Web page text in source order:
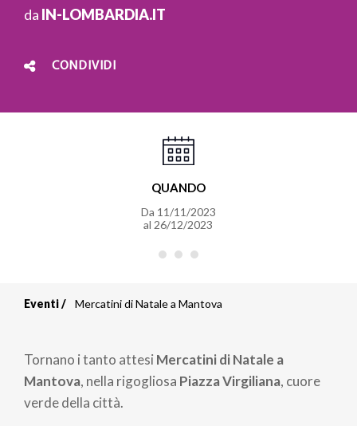
da IN-LOMBARDIA.IT
CONDIVIDI
QUANDO
Da 11/11/2023
al 26/12/2023
di
pane
Eventi Mercatini di Natale a Mantova
Tornano i tanto attesi Mercatini di Natale a
Mantova, nella rigogliosa Piazza Virgiliana, cuore
verde della città.